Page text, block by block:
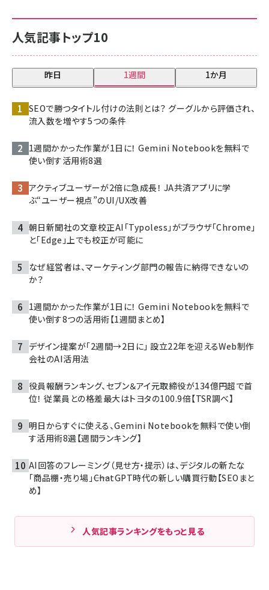
人気記事トップ10
昨日 1週間 1か月
SEOで勝つタイトル付けの法則とは？ グーグルから評価され、
流入数を増やす5つの条件
1週間かかった作業が1日に！ Gemini Notebookを無料で
使い倒す活用術8選
アクティブユーザーが2倍に急成長！ JA共済アプリに学
ぶ“ユーザー視点”のUI/UX改善
朝日新聞社の文章校正AI「Typoless」がブラウザ「Chrome」
と「Edge」上でも校正が可能に
なぜ経営者は、マーケティング部門の報告に納得できないの
か？
1週間かかった作業が1日に！ Gemini Notebookを無料で
使い倒す8つの活用術【1週間まとめ】
デザイン提案が「2週間→2日に」 設立22年を迎えるWeb制作
会社のAI活用法
役員報酬ランキング、セブン＆アイ元取締役が134億円超で首
位！ 従業員との格差最大はトヨタの100.9倍【TSR調べ】
明日からすぐに使える、Gemini Notebookを無料で使い倒
す活用術8選【週間ランキング】
AI回答のフレーミング（見せ方・提示）は、デジタルの新たな
「商品棚・売り場」――ChatGPT時代の新しい購買行動【SEOまと
め】
人気記事ランキングをもっと見る